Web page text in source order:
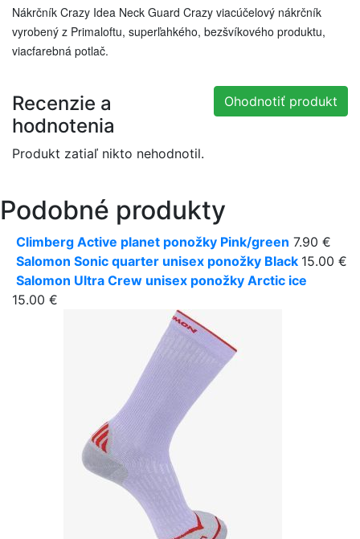
Nákrčník Crazy Idea Neck Guard Crazy viacúčelový nákrčník
vyrobený z Primaloftu, superľahkého, bezšvíkového produktu,
viacfarebná potlač.
Ohodnotiť produkt
Recenzie a
hodnotenia
Produkt zatiaľ nikto nehodnotil.
Podobné produkty
Climberg Active planet ponožky Pink/green 7.90 €
Salomon Sonic quarter unisex ponožky Black 15.00 €
Salomon Ultra Crew unisex ponožky Arctic ice
15.00 €